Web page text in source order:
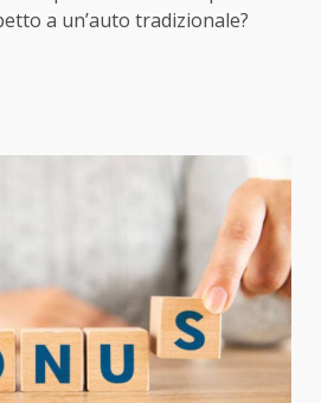
a un’auto tradizionale?